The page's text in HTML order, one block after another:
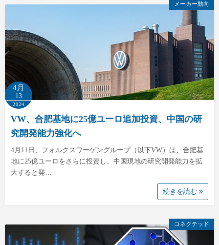
メーカー動向
4月
13
2024
VW、合肥基地に25億ユーロ追加投資、中国の研
究開発能力強化へ
4月11日、フォルクスワーゲングループ（以下VW）は、合肥基
地に25億ユーロをさらに投資し、中国現地の研究開発能力を拡
大すると発…
続きを読む
コネクテッド